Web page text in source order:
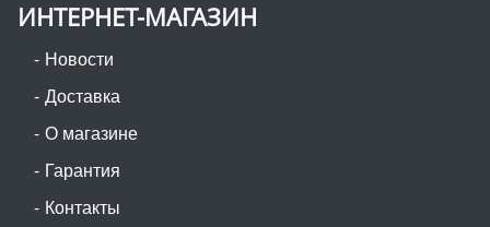
ИНТЕРНЕТ-МАГАЗИН
Новости
Доставка
О магазине
Гарантия
Контакты